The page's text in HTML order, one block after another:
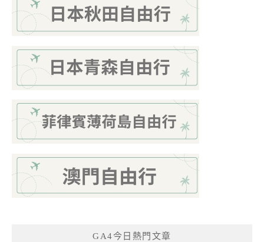
GA4今日熱門文章